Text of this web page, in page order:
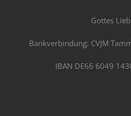
Gottes
Bankverbindung: CVJM
IBAN DE66 6049